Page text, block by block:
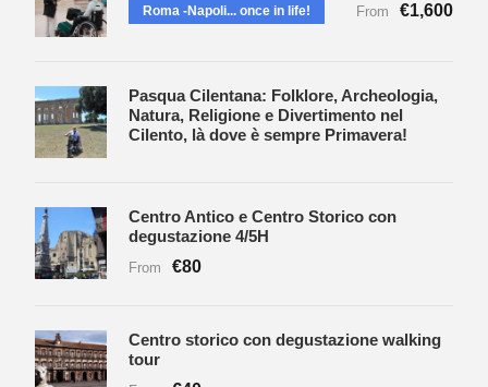
Roma -Napoli... once in life! From €1,600
Pasqua Cilentana: Folklore, Archeologia,
Natura, Religione e Divertimento nel
Cilento, là dove è sempre Primavera!
Centro Antico e Centro Storico con
degustazione 4/5H
From €80
Centro storico con degustazione walking
tour